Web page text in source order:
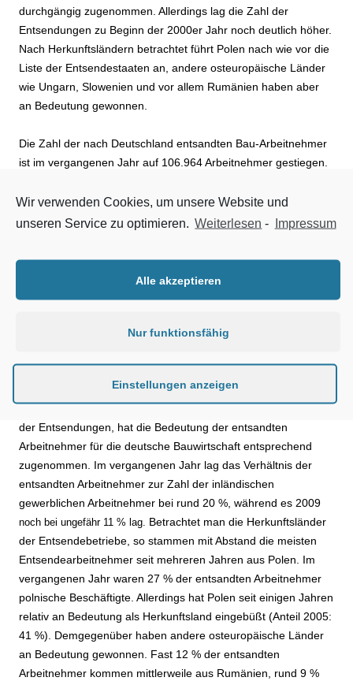
durchgängig zugenommen. Allerdings lag die Zahl der
Entsendungen zu Beginn der 2000er Jahr noch deutlich höher.
Nach Herkunftsländern betrachtet führt Polen nach wie vor die
Liste der Entsendestaaten an, andere osteuropäische Länder
wie Ungarn, Slowenien und vor allem Rumänien haben aber
an Bedeutung gewonnen.
Die Zahl der nach Deutschland entsandten Bau-Arbeitnehmer
ist im vergangenen Jahr auf 106.964 Arbeitnehmer gestiegen.
Urlaubsverfahren bei SOKA-BAU hervor. Mit rund 9 % war der
Anstieg aber schwächer als in den vergangenen beiden Jahren
18 % zugenommen hat. Seit 2009 ist die Zahl der
Entsendungen in die deutsche Bauwirtschaft stetig gestiegen –
Jahr 2001 wurden noch rund 121.000 Arbeitnehmer nach
Da die Zahl der gewerblichen inländischen Arbeitnehmer in
den vergangenen Jahren geringer gestiegen ist als die Zahl
der Entsendungen, hat die Bedeutung der entsandten
Arbeitnehmer für die deutsche Bauwirtschaft entsprechend
zugenommen. Im vergangenen Jahr lag das Verhältnis der
entsandten Arbeitnehmer zur Zahl der inländischen
gewerblichen Arbeitnehmer bei rund 20 %, während es 2009
noch bei ungefähr 11 % lag. Betrachtet man die Herkunftsländer
der Entsendebetriebe, so stammen mit Abstand die meisten
Entsendearbeitnehmer seit mehreren Jahren aus Polen. Im
vergangenen Jahr waren 27 % der entsandten Arbeitnehmer
polnische Beschäftigte. Allerdings hat Polen seit einigen Jahren
relativ an Bedeutung als Herkunftsland eingebüßt (Anteil 2005:
41 %). Demgegenüber haben andere osteuropäische Länder
an Bedeutung gewonnen. Fast 12 % der entsandten
Arbeitnehmer kommen mittlerweile aus Rumänien, rund 9 %
Wir verwenden Cookies, um unsere Website und
unseren Service zu optimieren. Weiterlesen - Impressum
Alle akzeptieren
Nur funktionsfähig
Einstellungen anzeigen